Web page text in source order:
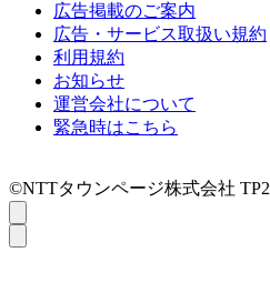
広告掲載のご案内
広告・サービス取扱い規約
利用規約
お知らせ
運営会社について
緊急時はこちら
©NTTタウンページ株式会社